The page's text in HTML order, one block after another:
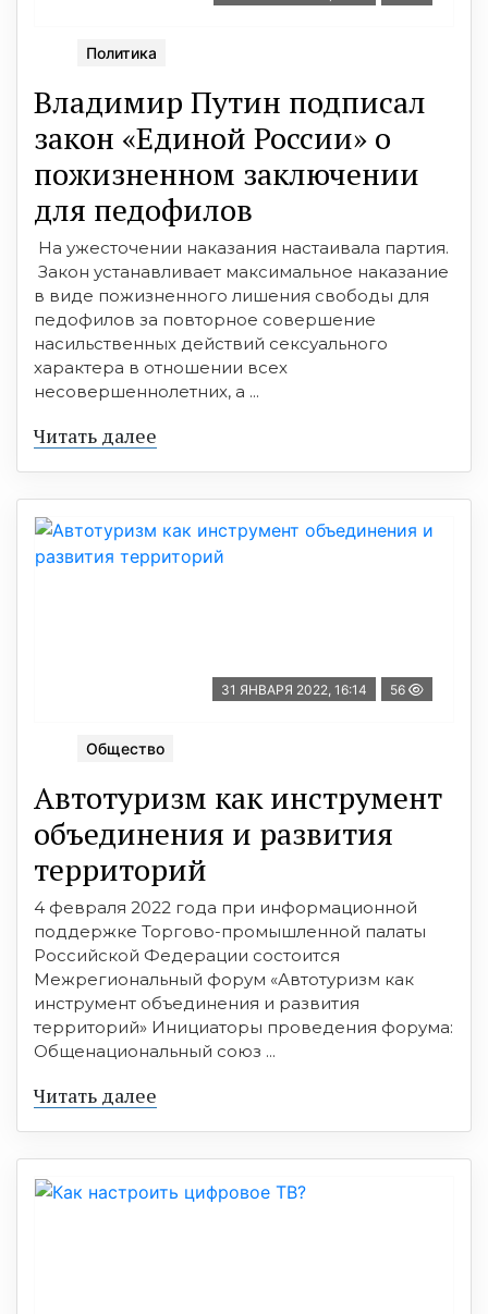
Политика
Владимир Путин подписал
закон «Единой России» о
пожизненном заключении
для педофилов
На ужесточении наказания настаивала партия.
Закон устанавливает максимальное наказание
в виде пожизненного лишения свободы для
педофилов за повторное совершение
насильственных действий сексуального
характера в отношении всех
несовершеннолетних, а ...
Читать далее
31 ЯНВАРЯ 2022, 16:14 56
Общество
Автотуризм как инструмент
объединения и развития
территорий
4 февраля 2022 года при информационной
поддержке Торгово-промышленной палаты
Российской Федерации состоится
Межрегиональный форум «Автотуризм как
инструмент объединения и развития
территорий» Инициаторы проведения форума:
Общенациональный союз ...
Читать далее